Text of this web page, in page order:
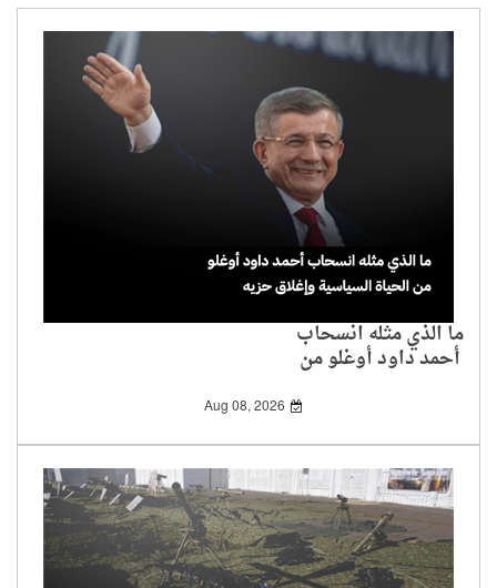
ما الذي مثله انسحاب
أحمد داود أوغلو من
الحياة السياسية وإغلاق
Aug 08, 2026